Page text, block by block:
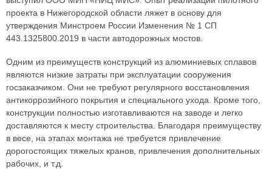
проекта в Нижегородской области ляжет в основу для
утверждения Минстроем России Изменения № 1 СП
443.1325800.2019 в части автодорожных мостов.
Одним из преимуществ конструкций из алюминиевых сплавов
являются низкие затраты при эксплуатации сооружения
госзаказчиком. Они не требуют регулярного восстановления
антикоррозийного покрытия и специального ухода. Кроме того,
конструкции полностью изготавливаются на заводе и легко
доставляются к месту строительства. Благодаря преимуществу
в весе, на этапах монтажа не требуется привлечение
дорогостоящих тяжелых кранов, привлечения дополнительных
рабочих, и т.д.